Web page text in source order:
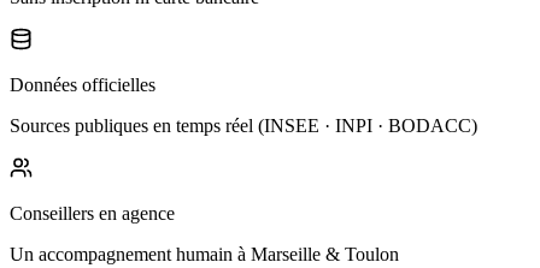
Données officielles
Sources publiques en temps réel (INSEE · INPI · BODACC)
Conseillers en agence
Un accompagnement humain à Marseille & Toulon